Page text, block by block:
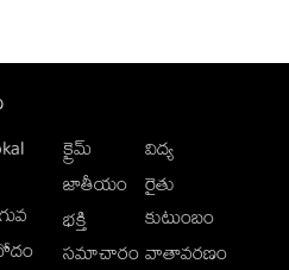
క్రైమ్
జాతీయం
భక్తి
సమాచారం
విద్య
రైతు
కుటుంబం
వాతావరణం